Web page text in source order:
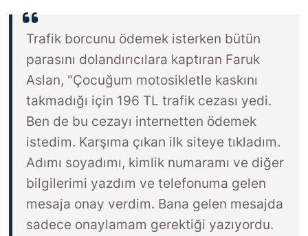
Trafik borcunu ödemek isterken bütün
parasını dolandırıcılara kaptıran Faruk
Aslan, "Çocuğum motosikletle kaskını
takmadığı için 196 TL trafik cezası yedi.
Ben de bu cezayı internetten ödemek
istedim. Karşıma çıkan ilk siteye tıkladım.
Adımı soyadımı, kimlik numaramı ve diğer
bilgilerimi yazdım ve telefonuma gelen
mesaja onay verdim. Bana gelen mesajda
sadece onaylamam gerektiği yazıyordu.